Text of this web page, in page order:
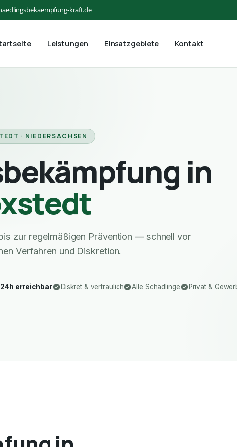
kraft.de
Leistungen Einsatzgebiete Kontakt
· NIEDERSACHSEN
in
zur regelmäßigen Prävention — schnell vor
Verfahren und Diskretion.
24h erreichbar Diskret & vertraulich Alle Schädlinge Privat &